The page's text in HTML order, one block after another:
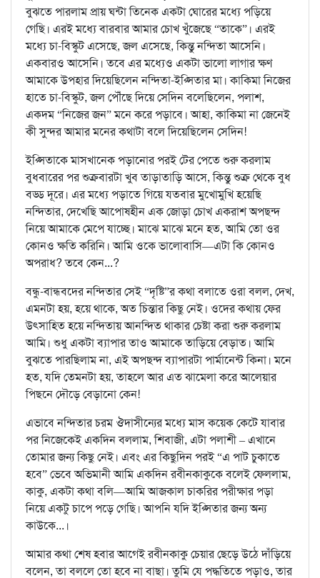
বুঝতে পারলাম প্রায় ঘন্টা তিনেক একটা ঘোরের মধ্যে পড়িয়ে
গেছি। এরই মধ্যে বারবার আমার চোখ খুঁজেছে “তাকে”। এরই
মধ্যে চা-বিস্কুট এসেছে, জল এসেছে, কিন্তু নন্দিতা আসেনি।
একবারও আসেনি। তবে এর মধ্যেও একটা ভালো লাগার ক্ষণ
আমাকে উপহার দিয়েছিলেন নন্দিতা-ইপ্সিতার মা। কাকিমা নিজের
হাতে চা-বিস্কুট, জল পৌঁছে দিয়ে সেদিন বলেছিলেন, পলাশ,
একদম “নিজের জন” মনে করে পড়াবে। আহা, কাকিমা না জেনেই
কী সুন্দর আমার মনের কথাটা বলে দিয়েছিলেন সেদিন!
ইপ্সিতাকে মাসখানেক পড়ানোর পরই টের পেতে শুরু করলাম
বুধবারের পর শুক্রবারটা খুব তাড়াতাড়ি আসে, কিন্তু শুক্র থেকে বুধ
বড্ড দূরে। এর মধ্যে পড়াতে গিয়ে যতবার মুখোমুখি হয়েছি
নন্দিতার, দেখেছি আপোষহীন এক জোড়া চোখ একরাশ অপছন্দ
নিয়ে আমাকে মেপে যাচ্ছে। মাঝে মাঝে মনে হত, আমি তো ওর
কোনও ক্ষতি করিনি। আমি ওকে ভালোবাসি—এটা কি কোনও
অপরাধ? তবে কেন...?
বন্ধু-বান্ধবদের নন্দিতার সেই “দৃষ্টি”র কথা বলাতে ওরা বলল, দেখ,
এমনটা হয়, হয়ে থাকে, অত চিন্তার কিছু নেই। ওদের কথায় ফের
উৎসাহিত হয়ে নন্দিতায় আনন্দিত থাকার চেষ্টা করা শুরু করলাম
আমি। শুধু একটা ব্যাপার তাও আমাকে তাড়িয়ে বেড়াত। আমি
বুঝতে পারছিলাম না, এই অপছন্দ ব্যাপারটা পার্মানেন্ট কিনা। মনে
হত, যদি তেমনটা হয়, তাহলে আর এত ঝামেলা করে আলেয়ার
পিছনে দৌড়ে বেড়ানো কেন!
এভাবে নন্দিতার চরম ঔদাসীন্যের মধ্যে মাস কয়েক কেটে যাবার
পর নিজেকেই একদিন বললাম, শিবাজী, এটা পলাশী – এখানে
তোমার জন্য কিছু নেই। এবং এর কিছুদিন পরই “এ পাট চুকাতে
হবে” ভেবে অভিমানী আমি একদিন রবীনকাকুকে বলেই ফেললাম,
কাকু, একটা কথা বলি—আমি আজকাল চাকরির পরীক্ষার পড়া
নিয়ে একটু চাপে পড়ে গেছি। আপনি যদি ইপ্সিতার জন্য অন্য
কাউকে...।
আমার কথা শেষ হবার আগেই রবীনকাকু চেয়ার ছেড়ে উঠে দাঁড়িয়ে
বলেন, তা বললে তো হবে না বাছা। তুমি যে পদ্ধতিতে পড়াও, তার